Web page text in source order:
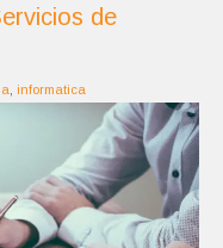
de
informatica